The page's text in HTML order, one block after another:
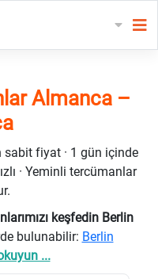
Almanca –
fiyat · 1 gün içinde
· Yeminli tercümanlar
keşfedin Berlin
bulunabilir: Berlin
...